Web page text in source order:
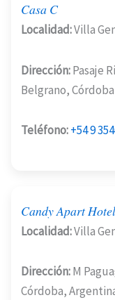
Casa C
Localidad:Villa
Dirección:Pasaje
Belgrano,
Teléfono:+54 9
Candy Apart Hotel
Localidad:Villa
Dirección:M
Córdoba,